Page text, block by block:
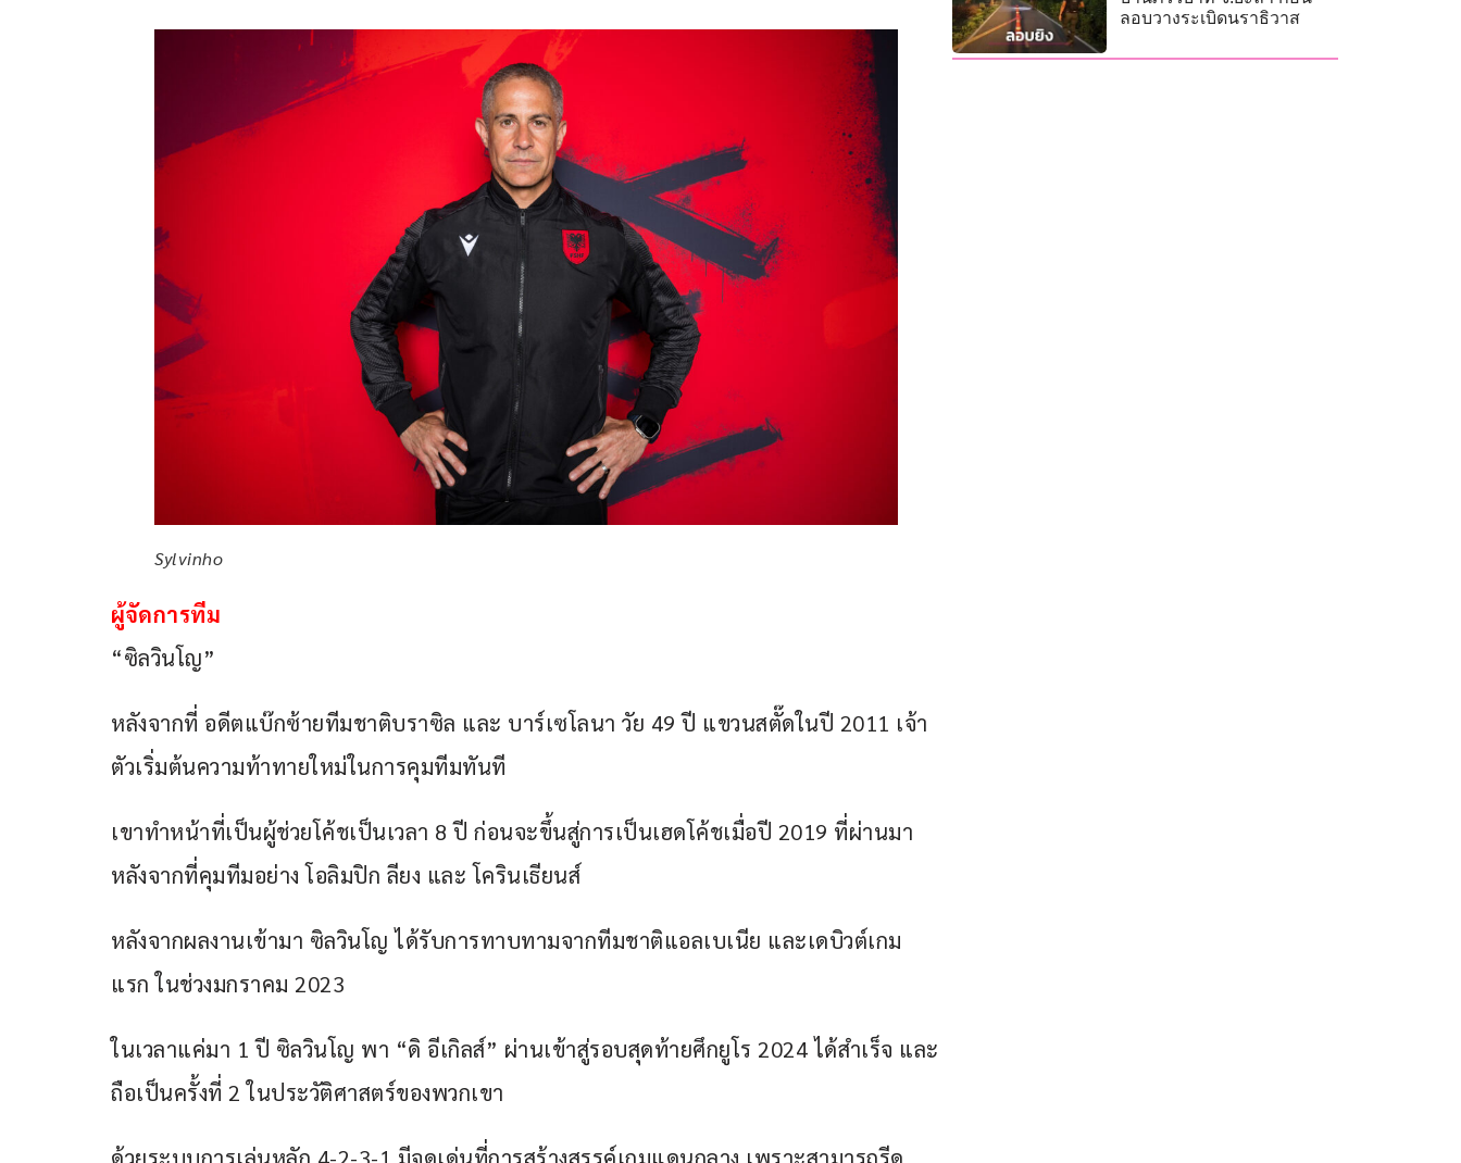
Sylvinho
ผู้จัดการทีม
“ซิลวินโญ”
หลังจากที่ อดีตแบ๊กซ้ายทีมชาติบราซิล และ บาร์เซโลนา วัย 49 ปี แขวนสตั๊ดในปี 2011 เจ้า
ตัวเริ่มต้นความท้าทายใหม่ในการคุมทีมทันที
เขาทำหน้าที่เป็นผู้ช่วยโค้ชเป็นเวลา 8 ปี ก่อนจะขึ้นสู่การเป็นเฮดโค้ชเมื่อปี 2019 ที่ผ่านมา
หลังจากที่คุมทีมอย่าง โอลิมปิก ลียง และ โครินเธียนส์
หลังจากผลงานเข้ามา ซิลวินโญ ได้รับการทาบทามจากทีมชาติแอลเบเนีย และเดบิวต์เกม
แรก ในช่วงมกราคม 2023
ในเวลาแค่มา 1 ปี ซิลวินโญ พา “ดิ อีเกิลส์” ผ่านเข้าสู่รอบสุดท้ายศึกยูโร 2024 ได้สำเร็จ และ
ถือเป็นครั้งที่ 2 ในประวัติศาสตร์ของพวกเขา
ลอบวางระเบิดนราธิวาส